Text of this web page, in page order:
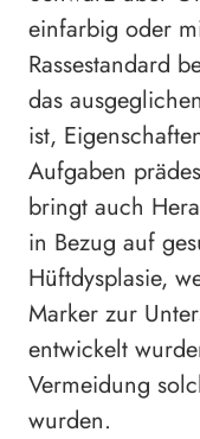
einfarbig oder
Rassestandard
das
ist,
Aufgaben
bringt auch
in Bezug auf
Hüftdysplasie,
Marker zur
entwickelt
Vermeidung
wurden.